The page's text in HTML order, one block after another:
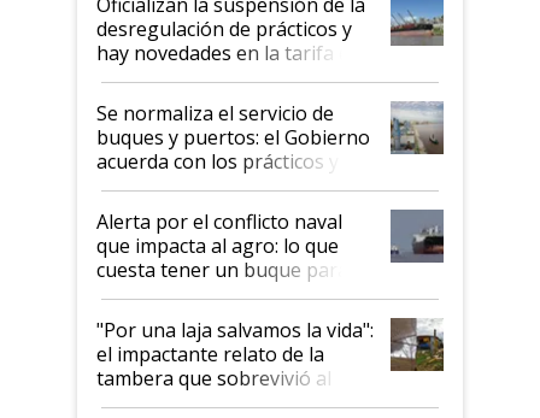
desregulación de prácticos y
hay novedades en la tarifa de
la hidrovía
Se normaliza el servicio de
buques y puertos: el Gobierno
acuerda con los prácticos y
suspende el decreto de
desregulación
Alerta por el conflicto naval
que impacta al agro: lo que
cuesta tener un buque parado
y el peligro de que Argentina
pase a ser "país sucio"
"Por una laja salvamos la vida":
el impactante relato de la
tambera que sobrevivió al
tornado